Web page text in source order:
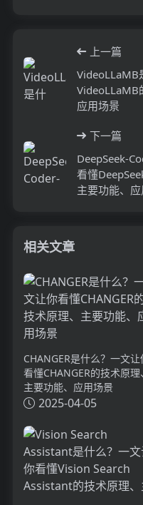
上一篇
VideoLLaMB
VideoLLaMB
应用场景
下一篇
DeepSeek-
看懂
主要功能、
相关文章
CHANGER是什么？一文让
看懂CHANGER的技术原理、
主要功能、应用场景
2025-04-05